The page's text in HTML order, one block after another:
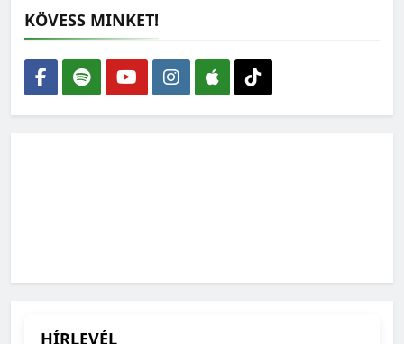
KÖVESS MINKET!
HÍRLEVÉL